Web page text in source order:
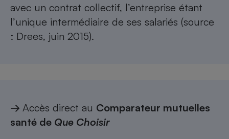
avec un contrat collectif, l’entreprise étant
l’unique intermédiaire de ses salariés (source
: Drees, juin 2015).
→ Accès direct au Comparateur mutuelles
santé de Que Choisir